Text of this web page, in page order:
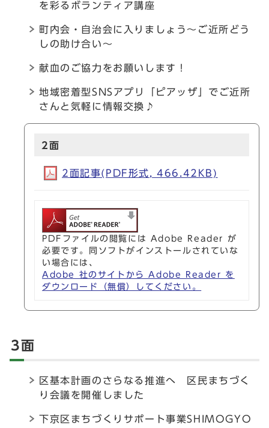
を彩るボランティア講座
町内会・自治会に入りましょう～ご近所どう
しの助け合い～
献血のご協力をお願いします！
地域密着型SNSアプリ「ピアッザ」でご近所
さんと気軽に情報交換♪
2面
2面記事(PDF形式, 466.42KB)
PDFファイルの閲覧には Adobe Reader が
必要です。同ソフトがインストールされていな
い場合には、
Adobe 社のサイトから Adobe Reader を
ダウンロード（無償）してください。
3面
区基本計画のさらなる推進へ 区民まちづく
り会議を開催しました
下京区まちづくりサポート事業SHIMOGYO